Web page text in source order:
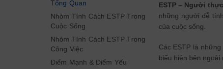
Tổng Quan
Nhóm Tính Cách ESTP Trong
Cuộc Sống
Nhóm Tính Cách ESTP Trong
Công Việc
Điểm Mạnh & Điểm Yếu
ESTP – Người
những người dễ
của cuộc sống.
Các ESTP là
biểu hiện bên ngoài